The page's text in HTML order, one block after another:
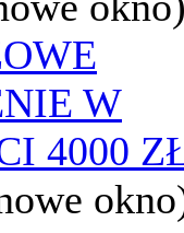
W
4000